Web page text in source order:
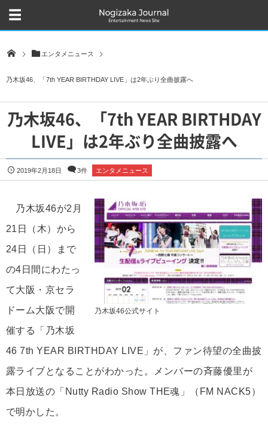
エンタメニュース
乃木坂46、「7th YEAR BIRTHDAY LIVE」は2年ぶり全曲披露へ
乃木坂46、「7th YEAR BIRTHDAY
LIVE」は2年ぶり全曲披露へ
2019年2月18日 3件 エンタメニュース
乃木坂46公式サイト
乃木坂46が2月
21日（木）から
24日（日）まで
の4日間にわたっ
て大阪・京セラ
ドーム大阪で開
催する「乃木坂
46 7th YEAR BIRTHDAY LIVE」が、ファン待望の全曲披
露ライブとなることがわかった。メンバーの斉藤優里が
本日放送の「Nutty Radio Show THE魂」（FM NACK5）
で明かした。